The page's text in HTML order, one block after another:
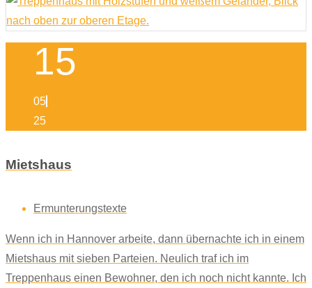
15
05
25
Mietshaus
Ermunterungstexte
Wenn ich in Hannover arbeite, dann übernachte ich in einem
Mietshaus mit sieben Parteien. Neulich traf ich im
Treppenhaus einen Bewohner, den ich noch nicht kannte. Ich